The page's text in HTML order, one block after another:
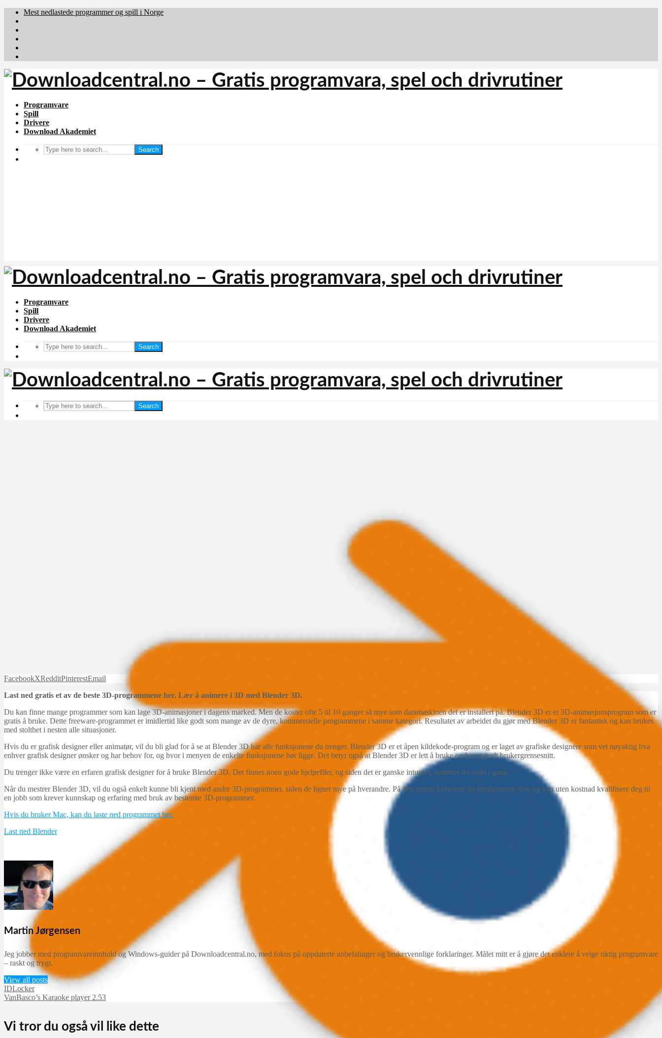
Mest nedlastede programmer og spill i Norge
Programvare
Spill
Drivere
Download Akademiet
Search
Programvare
Spill
Drivere
Download Akademiet
Search
Search
FacebookXRedditPinterestEmail
Last ned gratis et av de beste 3D-programmene her. Lær å animere i 3D med Blender 3D.
Du kan finne mange programmer som kan lage 3D-animasjoner i dagens marked. Men de koster ofte 5 til 10 ganger så mye som datamaskinen det er installert på. Blender 3D er et 3D-animasjonsprogram som er
gratis å bruke. Dette freeware-programmet er imidlertid like godt som mange av de dyre, kommersielle programmene i samme kategori. Resultatet av arbeidet du gjør med Blender 3D er fantastisk og kan brukes
med stolthet i nesten alle situasjoner.
Hvis du er grafisk designer eller animatør, vil du bli glad for å se at Blender 3D har alle funksjonene du trenger. Blender 3D er et åpen kildekode-program og er laget av grafiske designere som vet nøyaktig hva
enhver grafisk designer ønsker og har behov for, og hvor i menyen de enkelte funksjonene bør ligge. Det betyr også at Blender 3D er lett å bruke og har et godt brukergrensesnitt.
Du trenger ikke være en erfaren grafisk designer for å bruke Blender 3D. Det finnes noen gode hjelpefiler, og siden det er ganske intuitivt, kommer du raskt i gang.
Når du mestrer Blender 3D, vil du også enkelt kunne bli kjent med andre 3D-programmer, siden de ligner mye på hverandre. På den måten forbedrer du ferdighetene dine og kan uten kostnad kvalifisere deg til
en jobb som krever kunnskap og erfaring med bruk av bestemte 3D-programmer.
Hvis du bruker Mac, kan du laste ned programmet her.
Last ned Blender
Martin Jørgensen
Jeg jobber med programvareinnhold og Windows-guider på Downloadcentral.no, med fokus på oppdaterte anbefalinger og brukervennlige forklaringer. Målet mitt er å gjøre det enklere å velge riktig programvare
– raskt og trygt.
View all posts
IDLocker
VanBasco’s Karaoke player 2.53
Vi tror du også vil like dette